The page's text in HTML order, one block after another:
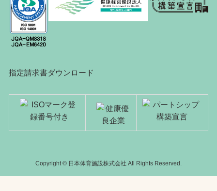
指定請求書ダウンロード
Copyright © 日本体育施設株式会社 All Rights Reserved.